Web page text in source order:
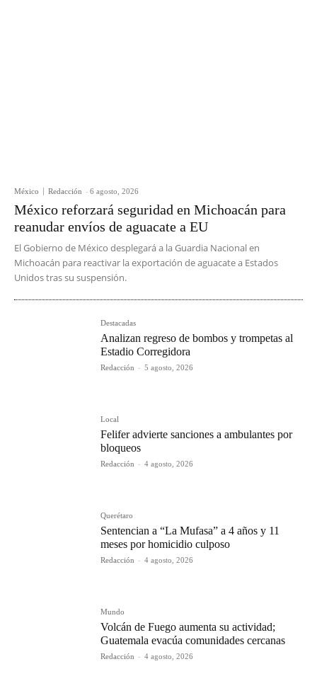
México Redacción - 6 agosto, 2026
México reforzará seguridad en Michoacán para
reanudar envíos de aguacate a EU
El Gobierno de México desplegará a la Guardia Nacional en
Michoacán para reactivar la exportación de aguacate a Estados
Unidos tras su suspensión.
Destacadas
Analizan regreso de bombos y trompetas al
Estadio Corregidora
Redacción - 5 agosto, 2026
Local
Felifer advierte sanciones a ambulantes por
bloqueos
Redacción - 4 agosto, 2026
Querétaro
Sentencian a “La Mufasa” a 4 años y 11
meses por homicidio culposo
Redacción - 4 agosto, 2026
Mundo
Volcán de Fuego aumenta su actividad;
Guatemala evacúa comunidades cercanas
Redacción - 4 agosto, 2026